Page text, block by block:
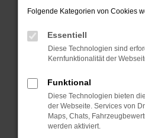
Manche Erweiterungen,
können das Laden
verhindern. Funktioniert
Fenster?
Starte dein Gerät neu.
Das kann manchmal
Probleme zu beheben.
Folgende Kategorien von Cookies
Essentiell
Diese Technologien sind
Kernfunktionalität der
Funktional
Diese Technologien bieten
der Webseite. Services von
Maps, Chats,
werden aktiviert.